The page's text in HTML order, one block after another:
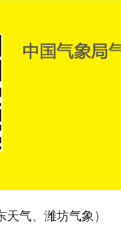
天气、潍坊气象）